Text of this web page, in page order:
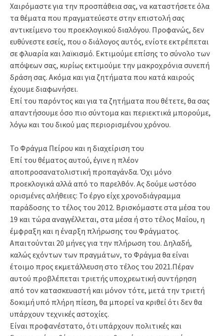
Χαιρόμαστε για την προσπάθεια σας, να καταστήσετε όλα
τα θέματα που πραγματεύεστε στην επιστολή σας
αντικείμενο του προεκλογικού διαλόγου. Προφανώς, δεν
ευθύνεστε εσείς, που ο διάλογος αυτός, ενίοτε εκτρέπεται
σε φλυαρία και λαϊκισμό. Εκτιμούμε επίσης το σύνολο των
απόψεων σας, κυρίως εκτιμούμε την μακροχρόνια συνεπή
δράση σας. Ακόμα και για ζητήματα που κατά καιρούς
έχουμε διαφωνήσει.
Επί του παρόντος και για τα ζητήματα που θέτετε, θα σας
απαντήσουμε όσο πιο σύντομα και περιεκτικά μπορούμε,
λόγω και του δικού μας περιορισμένου χρόνου.
Το Φράγμα Πείρου και η διαχείριση του
Επί του θέματος αυτού, έγινε η πλέον
αποπροσανατολιστική προπαγάνδα. Όχι μόνο
προεκλογικά αλλά από το παρελθόν. Ας δούμε ωστόσο
ορισμένες αλήθειες: Το έργο είχε χρονοδιάγραμμα
παράδοσης το τέλος του 2012. Βρισκόμαστε στα μέσα του
19 και τώρα αναγγέλλεται, στα μέσα ή στο τέλος Μαΐου, η
έμφραξη και η έναρξη πλήρωσης του Φράγματος.
Απαιτούνται 20 μήνες για την πλήρωση του. Δηλαδή,
καλώς εχόντων των πραγμάτων, το Φράγμα θα είναι
έτοιμο προς εκμετάλλευση στο τέλος του 2021.Πέραν
αυτού προβλέπεται τριετής υποχρεωτική συντήρηση
από τον κατασκευαστή και μόνον τότε, μετά την τριετή
δοκιμή υπό πλήρη πίεση, θα μπορεί να κριθεί ότι δεν θα
υπάρχουν τεχνικές αστοχίες.
Είναι προφανέστατο, ότι υπάρχουν πολιτικές και